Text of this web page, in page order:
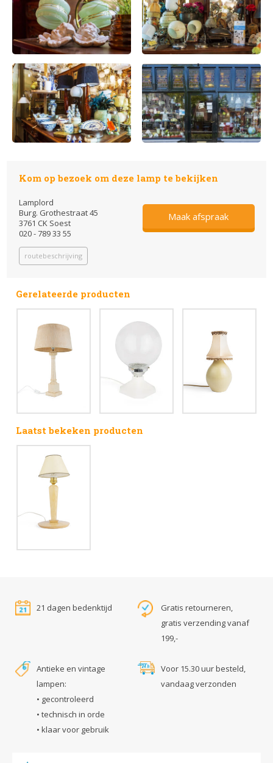
Kom op bezoek om deze lamp te bekijken
Lamplord
Burg. Grothestraat 45
3761 CK Soest
020 - 789 33 55
routebeschrijving
Maak afspraak
Gerelateerde producten
Laatst bekeken producten
21 dagen bedenktijd
Gratis retourneren,
gratis verzending vanaf
199,-
Antieke en vintage
lampen:
• gecontroleerd
• technisch in orde
• klaar voor gebruik
Voor 15.30 uur besteld,
vandaag verzonden